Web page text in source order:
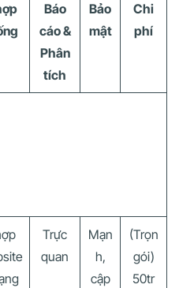
Báo
cáo &
Phân
tích
Bảo
mật
Chi
phí
Trực
quan
Mạn
h,
cập
(Trọn
gói)
50tr